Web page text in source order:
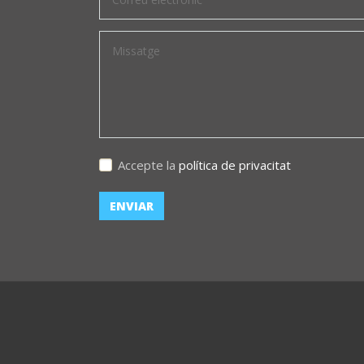
Accepte la política de privacitat